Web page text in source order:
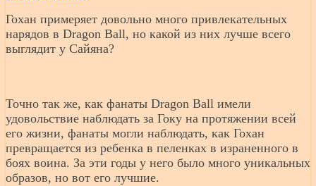
Гохан примеряет довольно много привлекательных
нарядов в Dragon Ball, но какой из них лучше всего
выглядит у Сайяна?
Точно так же, как фанаты Dragon Ball имели
удовольствие наблюдать за Гоку на протяжении всей
его жизни, фанаты могли наблюдать, как Гохан
превращается из ребенка в пеленках в израненного в
боях воина. За эти годы у него было много уникальных
образов, но вот его лучшие.